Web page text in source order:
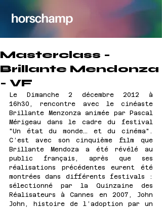
Masterclass -
Brillante Mendonza
- VF
Le Dimanche 2 décembre 2012 à
16h30, rencontre avec le cinéaste
Brillante Menzonza animée par Pascal
Mérigeau dans le cadre du festival
"Un état du monde… et du cinéma".
C’est avec son cinquième film que
Brillante Mendoza a été révélé au
public français, après que ses
réalisations précédentes eurent été
montrées dans différents festivals :
sélectionné par la Quinzaine des
Réalisateurs à Cannes en 2007, John
John, histoire de l’adoption par un